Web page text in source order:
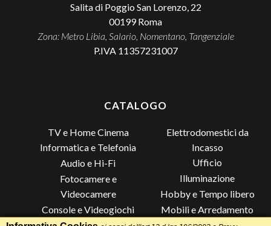
Salita di Poggio San Lorenzo, 22
00199 Roma
Zona: Metro Libia, Salario, Nomentano, Tangenziale
P.IVA 11357231007
CATALOGO
TV e Home Cinema
Informatica e Telefonia
Audio e Hi-Fi
Fotocamere e
Videocamere
Console e Videogiochi
Elettrodomestici da
Incasso
Ufficio
Illuminazione
Hobby e Tempo libero
Mobili e Arredamento